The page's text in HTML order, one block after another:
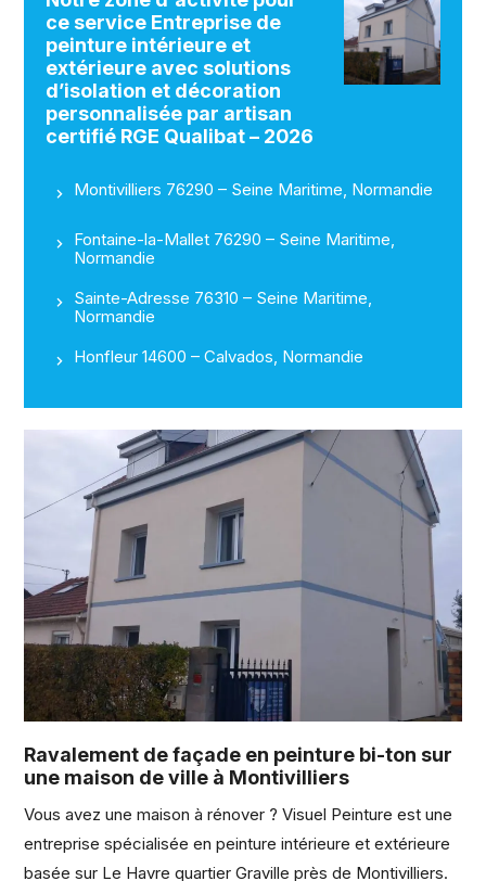
ce service Entreprise de
peinture intérieure et
extérieure avec solutions
d’isolation et décoration
personnalisée par artisan
certifié RGE Qualibat – 2026
Montivilliers 76290 – Seine Maritime, Normandie
Fontaine-la-Mallet 76290 – Seine Maritime,
Normandie
Sainte-Adresse 76310 – Seine Maritime,
Normandie
Honfleur 14600 – Calvados, Normandie
Ravalement de façade en peinture bi-ton sur
une maison de ville à Montivilliers
Vous avez une maison à rénover ? Visuel Peinture est une
entreprise spécialisée en peinture intérieure et extérieure
basée sur Le Havre quartier Graville près de Montivilliers.